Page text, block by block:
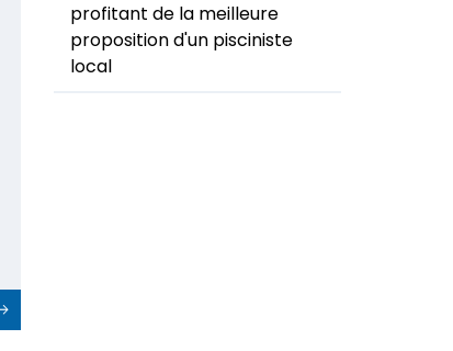
profitant de la meilleure
proposition d'un pisciniste
local